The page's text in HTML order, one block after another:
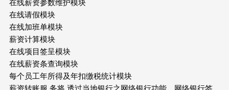
在线薪资参数维护模块
在线请假模块
在线加班单模块
薪资计算模块
在线项目签呈模块
在线薪资条查询模块
每个员工年所得及年扣缴税统计模块